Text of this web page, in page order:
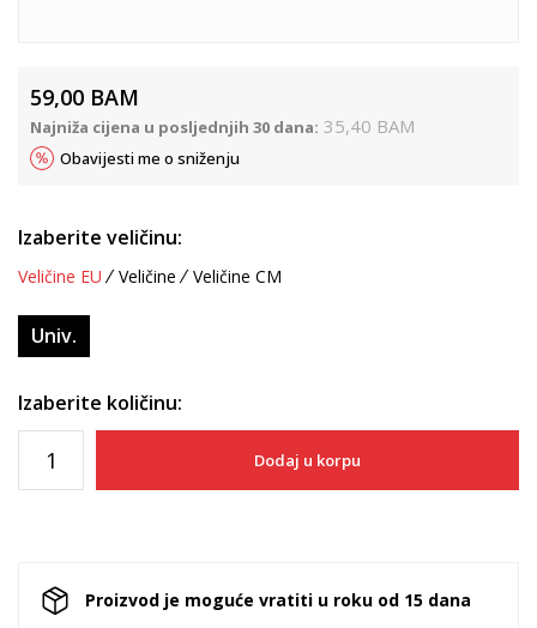
59,00 BAM
Najniža cijena u posljednjih 30 dana: 35,40 BAM
Obavijesti me o sniženju
Izaberite veličinu:
Veličine EU Veličine Veličine CM
Univ.
Izaberite količinu:
Dodaj u korpu
Proizvod je moguće vratiti u roku od 15 dana